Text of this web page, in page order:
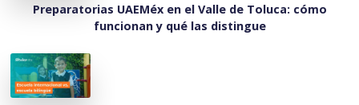
Preparatorias UAEMéx en el Valle de Toluca: cómo
funcionan y qué las distingue